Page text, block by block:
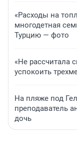
«Расходы на
многодетная
Турцию — фото
«Не рассчитала
успокоить
На пляже под
преподаватель
дочь